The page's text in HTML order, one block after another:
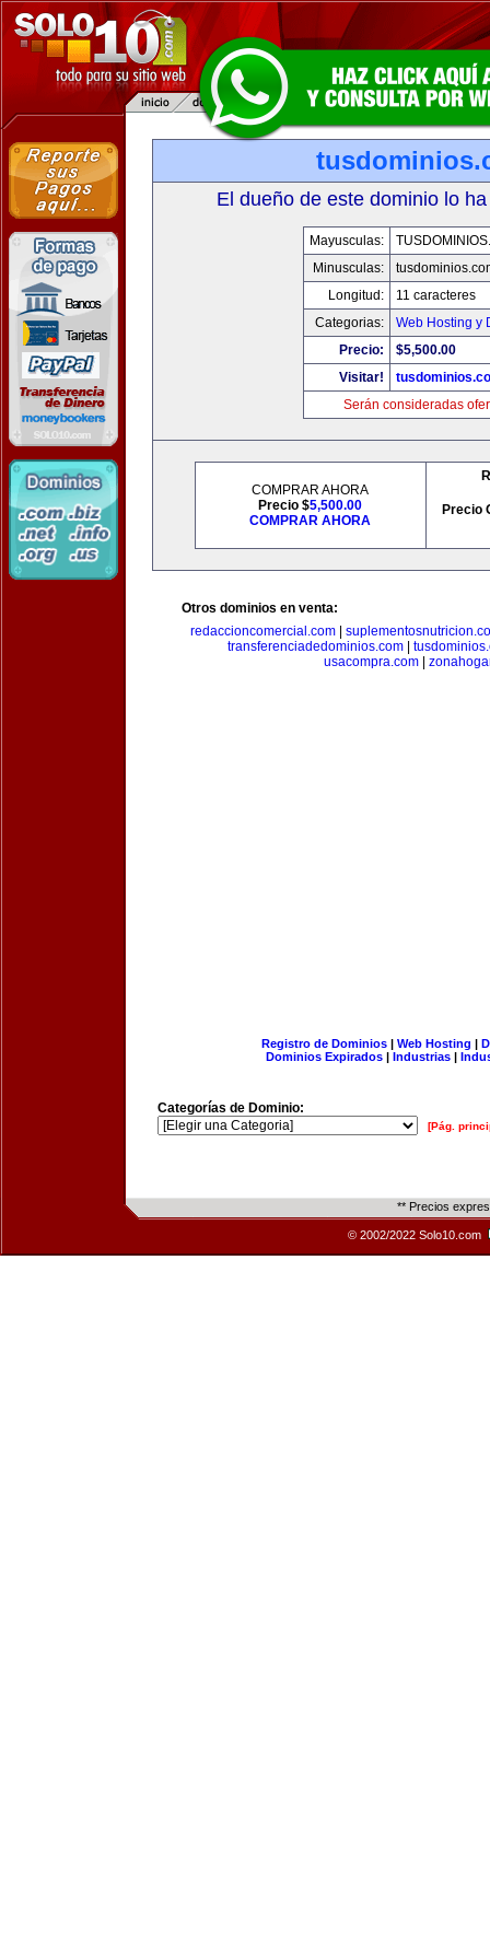
El dueño de este dominio lo
Mayusculas:
Minusculas:
Longitud:
11 caracteres
Categorias:
Web Hosting y
Precio:
$5,500.00
Visitar!
Serán consideradas
COMPRAR AHORA
Precio $5,500.00
COMPRAR AHORA
Precio
Otros dominios en venta:
redaccioncomercial.com|
transferenciadedominios.com|
usacompra.com
Registro de Dominios| Web Hosting |
Dominios Expirados | Industrias |
Categorías de Dominio:
[Pág.
** Precios
© 2002/2022 Solo10.com